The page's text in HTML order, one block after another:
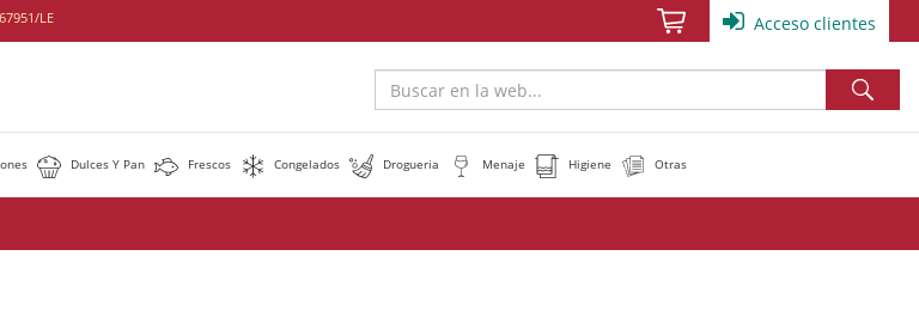
LE Acceso clientes
Dulces Y Pan Frescos Congelados Drogueria Menaje Higiene Otras